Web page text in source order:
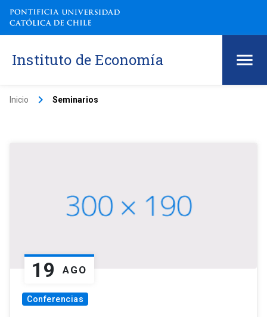
Instituto de Economía
Inicio keyboard_arrow_right Seminarios
19 AGO
Conferencias